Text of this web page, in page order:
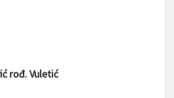
rođ. Vuletić